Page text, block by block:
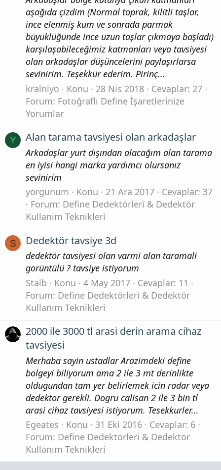
aşağıda çizdim (Normal toprak, kilitli taşlar,
ince elenmiş kum ve sonrada parmak
büyüklüğünde ince uzun taşlar çıkmaya başladı)
karşılaşabileceğimiz katmanları veya tavsiyesi
olan arkadaşlar düşüncelerini paylaşırlarsa
sevinirim. Teşekkür ederim. Pirinç...
kralniyo
Konu 28 Nis 2018
Cevaplar: 27
Forum: Fotoğraflı Define İşaretlerinize
Yorumlar
Y Alan tarama tavsiyesi olan arkadaşlar
Arkadaşlar yurt dışından alacağım alan tarama
en iyisi hangi marka yardımcı olursanız
sevinirim
yorgunum
Konu 21 Ara 2017
Cevaplar: 37
Forum: Define Dedektörleri & Dedektör
Kullanım Teknikleri
S Dedektör tavsiye 3d
dedektör tavsiyesi olan varmi alan taramali
gorüntülü ? tavsiye istiyorum
Stalb
Konu 4 May 2017
Cevaplar: 11
Forum: Define Dedektörleri & Dedektör
Kullanım Teknikleri
2000 ile 3000 tl arasi derin arama cihaz
tavsiyesi
Merhaba sayin ustadlar Arazimdeki define
bolgeyi biliyorum ama 2 ile 3 mt derinlikte
oldugundan tam yer belirlemek icin radar veya
dedektor gerekli. Dogru calisan 2 ile 3 bin tl
arasi cihaz tavsiyesi istiyorum. Tesekkurler...
Egeates
Konu 31 Eki 2016
Cevaplar: 6
Forum: Define Dedektörleri & Dedektör
Kullanım Teknikleri